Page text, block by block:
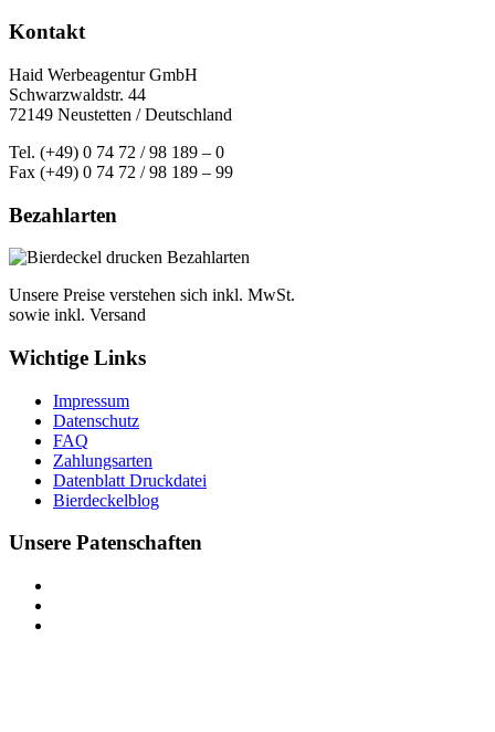
Kontakt
Haid Werbeagentur GmbH
Schwarzwaldstr. 44
72149 Neustetten / Deutschland
Tel. (+49) 0 74 72 / 98 189 – 0
Fax (+49) 0 74 72 / 98 189 – 99
Bezahlarten
Unsere Preise verstehen sich inkl. MwSt.
sowie inkl. Versand
Wichtige Links
Impressum
Datenschutz
FAQ
Zahlungsarten
Datenblatt Druckdatei
Bierdeckelblog
Unsere Patenschaften